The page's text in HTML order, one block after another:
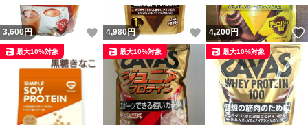
記す場合がございます。
※フリマサイト内規約遵守を心掛けて運用しております。
3,600円 いいね！
4,980円 いいね！
4,200円
最大10%対象 最大10%対象 最大10%対象